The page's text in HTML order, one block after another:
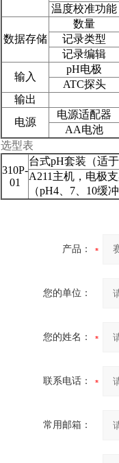
温度校准功能
数据存储
数量
记录类型
记录编辑
输入
pH电极
ATC探头
输出
电源
电源适配器
AA电池
选型表
310P-
01
台式pH套装（适
A211 主机，电极
（pH4 7 10缓
产品：
您的单位：
您的姓名：
联系电话：
常用邮箱：